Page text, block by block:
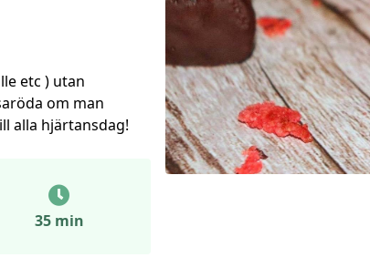
etc ) utan
om man
alla hjärtansdag!
35 min